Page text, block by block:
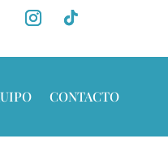
CONTACTO